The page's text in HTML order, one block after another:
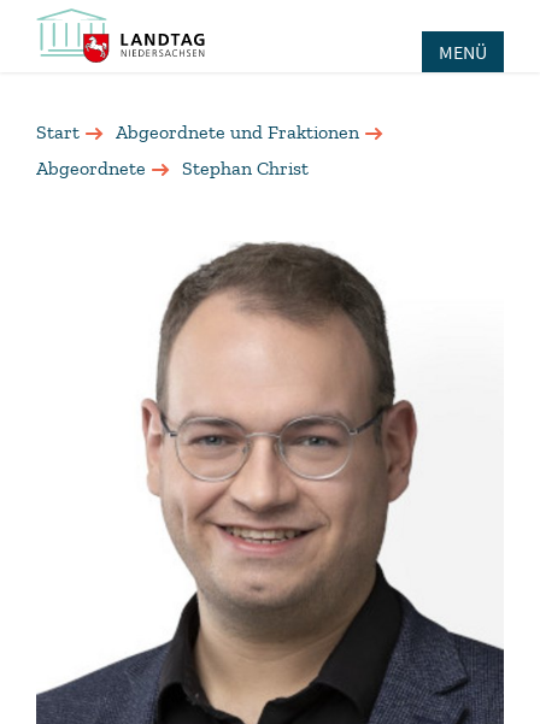
MENÜ
Start
Abgeordnete und Fraktionen
Abgeordnete
Stephan Christ